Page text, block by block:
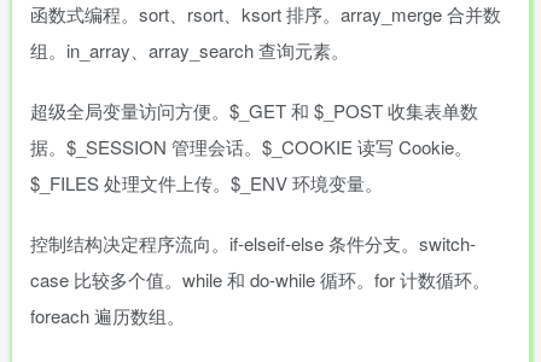
函数式编程。sort、rsort、ksort 排序。array_merge 合并数
组。in_array、array_search 查询元素。
超级全局变量访问方便。$_GET 和 $_POST 收集表单数
据。$_SESSION 管理会话。$_COOKIE 读写 Cookie。
$_FILES 处理文件上传。$_ENV 环境变量。
控制结构决定程序流向。if-elseif-else 条件分支。switch-
case 比较多个值。while 和 do-while 循环。for 计数循环。
foreach 遍历数组。